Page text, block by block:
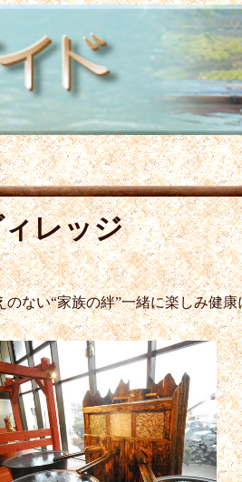
レッジ
ない“家族の絆”一緒に楽しみ健